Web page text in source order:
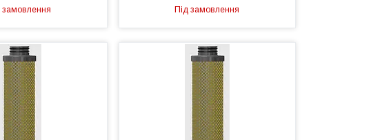
замовлення Під замовлення